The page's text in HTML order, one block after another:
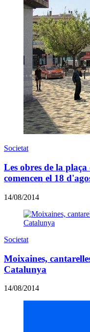
Societat
Les obres de la
comencen el 18
14/08/2014
Societat
Moixaines,
Catalunya
14/08/2014